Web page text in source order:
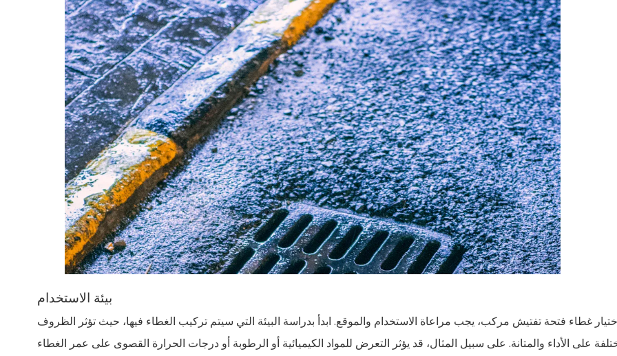
بيئة الاستخدام
غطاء فتحة تفتيش مركب، يجب مراعاة الاستخدام والموقع. ابدأ بدراسة البيئة التي سيتم تركيب الغطاء فيها، حيث تؤثر الظروف
على الأداء والمتانة. على سبيل المثال، قد يؤثر التعرض للمواد الكيميائية أو الرطوبة أو درجات الحرارة القصوى على عمر الغطاء